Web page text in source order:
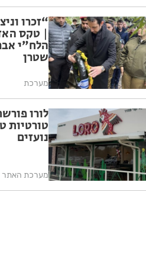
“זכרו
| טקס
הלח”י
שטרן
מערכת
לורו
טורטיות
נועזים
מערכת האתר